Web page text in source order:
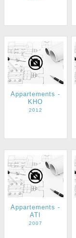
Appartements -
KHO
2012
Appartements -
ATI
2007